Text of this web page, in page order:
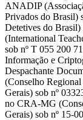
ANADIP
Privados do Brasil)
Detetives do Brasil)
(International
sob nº T 055 200
Informação e
Despachante
(Conselho
Gerais) sob nº
no CRA-MG
Gerais) sob nº 15-